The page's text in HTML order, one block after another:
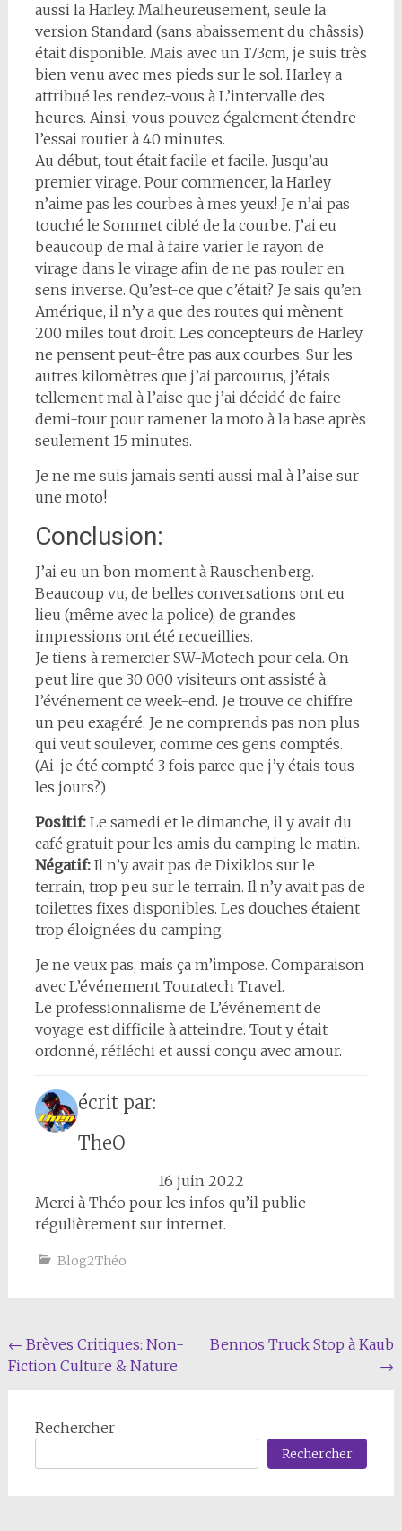
aussi la Harley. Malheureusement, seule la
version Standard (sans abaissement du châssis)
était disponible. Mais avec un 173cm, je suis très
bien venu avec mes pieds sur le sol. Harley a
attribué les rendez-vous à L’intervalle des
heures. Ainsi, vous pouvez également étendre
l’essai routier à 40 minutes.
Au début, tout était facile et facile. Jusqu’au
premier virage. Pour commencer, la Harley
n’aime pas les courbes à mes yeux! Je n’ai pas
touché le Sommet ciblé de la courbe. J’ai eu
beaucoup de mal à faire varier le rayon de
virage dans le virage afin de ne pas rouler en
sens inverse. Qu’est-ce que c’était? Je sais qu’en
Amérique, il n’y a que des routes qui mènent
200 miles tout droit. Les concepteurs de Harley
ne pensent peut-être pas aux courbes. Sur les
autres kilomètres que j’ai parcourus, j’étais
tellement mal à l’aise que j’ai décidé de faire
demi-tour pour ramener la moto à la base après
seulement 15 minutes.
Je ne me suis jamais senti aussi mal à l’aise sur
une moto!
Conclusion:
J’ai eu un bon moment à Rauschenberg.
Beaucoup vu, de belles conversations ont eu
lieu (même avec la police), de grandes
impressions ont été recueillies.
Je tiens à remercier SW-Motech pour cela. On
peut lire que 30 000 visiteurs ont assisté à
l’événement ce week-end. Je trouve ce chiffre
un peu exagéré. Je ne comprends pas non plus
qui veut soulever, comme ces gens comptés.
(Ai-je été compté 3 fois parce que j’y étais tous
les jours?)
Positif: Le samedi et le dimanche, il y avait du
café gratuit pour les amis du camping le matin.
Négatif: Il n’y avait pas de Dixiklos sur le
terrain, trop peu sur le terrain. Il n’y avait pas de
toilettes fixes disponibles. Les douches étaient
trop éloignées du camping.
Je ne veux pas, mais ça m’impose. Comparaison
avec L’événement Touratech Travel.
Le professionnalisme de L’événement de
voyage est difficile à atteindre. Tout y était
ordonné, réfléchi et aussi conçu avec amour.
écrit par:
TheO
16 juin 2022
Merci à Théo pour les infos qu’il publie
régulièrement sur internet.
Blog2Théo
Navigation
de
← Brèves Critiques: Non-
Fiction Culture & Nature
Bennos Truck Stop à Kaub
→
Rechercher
Rechercher